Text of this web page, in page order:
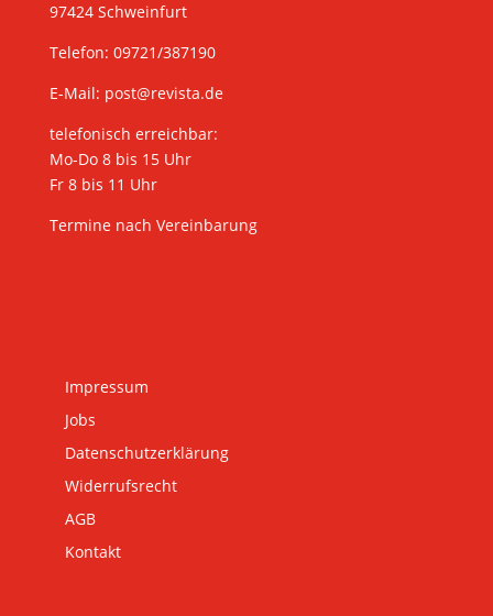
97424 Schweinfurt
Telefon: 09721/387190
E-Mail: post@revista.de
telefonisch erreichbar:
Mo-Do 8 bis 15 Uhr
Fr 8 bis 11 Uhr
Termine nach Vereinbarung
Impressum
Jobs
Datenschutzerklärung
Widerrufsrecht
AGB
Kontakt